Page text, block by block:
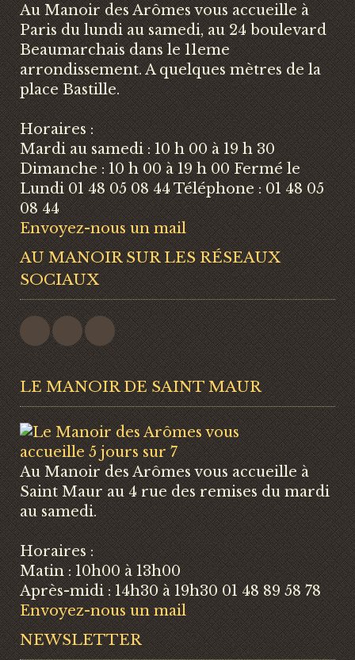
Au Manoir des Arômes vous accueille à
Paris du lundi au samedi, au 24 boulevard
Beaumarchais dans le 11eme
arrondissement. A quelques mètres de la
place Bastille.
Horaires :
Mardi au samedi : 10 h 00 à 19 h 30
Dimanche : 10 h 00 à 19 h 00 Fermé le
Lundi 01 48 05 08 44 Téléphone : 01 48 05
08 44
Envoyez-nous un mail
AU MANOIR SUR LES RÉSEAUX
SOCIAUX
LE MANOIR DE SAINT MAUR
Au Manoir des Arômes vous accueille à
Saint Maur au 4 rue des remises du mardi
au samedi.
Horaires :
Matin : 10h00 à 13h00
Après-midi : 14h30 à 19h30 01 48 89 58 78
Envoyez-nous un mail
NEWSLETTER